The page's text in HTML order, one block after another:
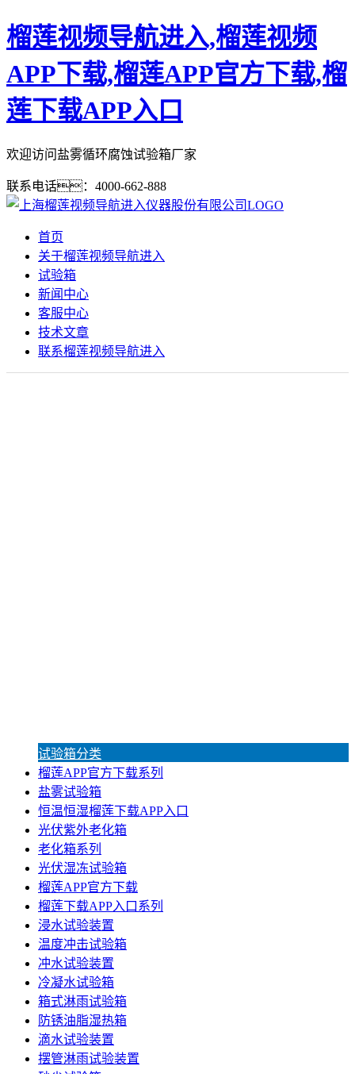
榴莲视频导航进入,榴莲视频
APP下载,榴莲APP官方下载,榴
莲下载APP入口
欢迎访问盐雾循环腐蚀试验箱厂家
联系电话：4000-662-888
首页
关于榴莲视频导航进入
试验箱
新闻中心
客服中心
技术文章
联系榴莲视频导航进入
试验箱分类
榴莲APP官方下载系列
盐雾试验箱
恒温恒湿榴莲下载APP入口
光伏紫外老化箱
老化箱系列
光伏湿冻试验箱
榴莲APP官方下载
榴莲下载APP入口系列
浸水试验装置
温度冲击试验箱
冲水试验装置
冷凝水试验箱
箱式淋雨试验箱
防锈油脂湿热箱
滴水试验装置
摆管淋雨试验装置